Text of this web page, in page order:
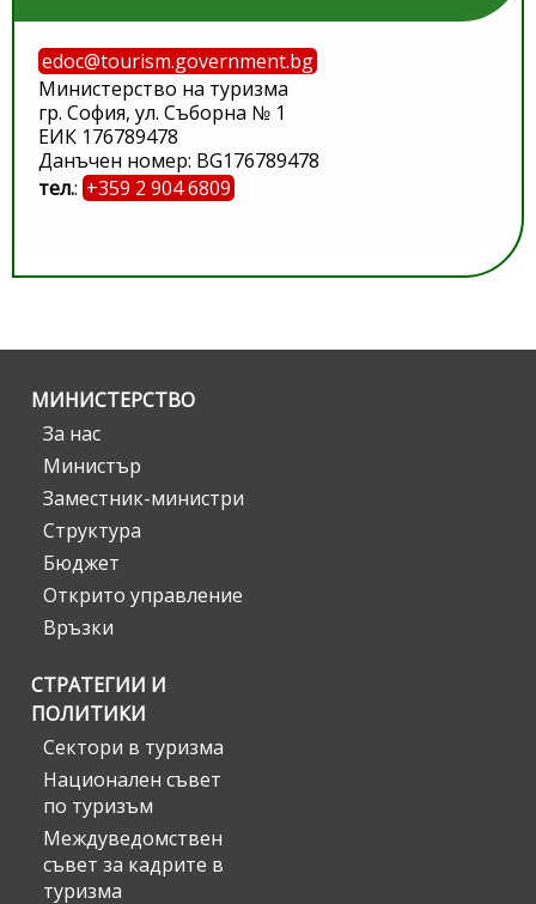
edoc@tourism.government.bg
Министерство на туризма
гр. София, ул. Съборна № 1
ЕИК 176789478
Данъчен номер: BG176789478
тел.: +359 2 904 6809
МИНИСТЕРСТВО
За нас
Министър
Заместник-министри
Структура
Бюджет
Открито управление
Връзки
СТРАТЕГИИ И
ПОЛИТИКИ
Сектори в туризма
Национален съвет
по туризъм
Междуведомствен
съвет за кадрите в
туризма